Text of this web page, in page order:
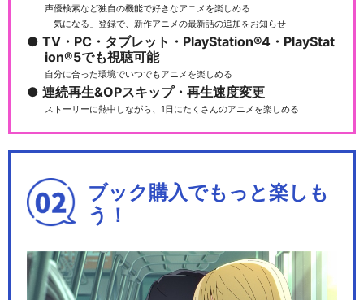
ハイパープロジェクション演
場の決戦
声優検索など独自の機能で好きなアニメを楽しめる
「気になる」登録で、新作アニメの最新話の追加をお知らせ
TV・PC・タブレット・PlayStation®4・PlayStat
ion®5でも視聴可能
自分に合った環境でいつでもアニメを楽しめる
連続再生&OPスキップ・再生速度変更
ストーリーに熱中しながら、1日にたくさんのアニメを楽しめる
ブック購入でもっと楽しも
う！